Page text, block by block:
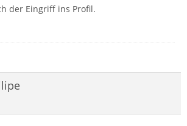
der Eingriff ins Profil.